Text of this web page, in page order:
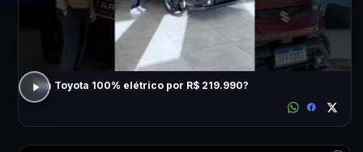
Um Toyota 100% elétrico por R$ 219.990?